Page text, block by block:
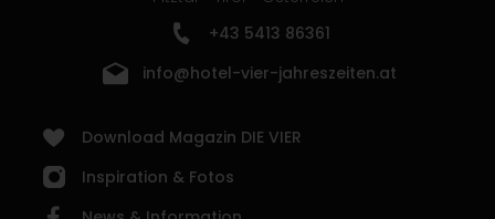
+43 5413 86361
info@hotel-vier-jahreszeiten.at
Download Magazin DIE VIER
Inspiration & Fotos